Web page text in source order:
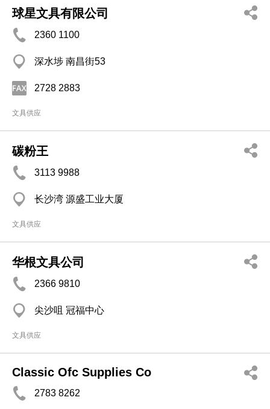
球星文具有限公司
2360 1100
深水埗 南昌街53
2728 2883
文具供应
碳粉王
3113 9988
长沙湾 源盛工业大厦
文具供应
华根文具公司
2366 9810
尖沙咀 冠福中心
文具供应
Classic Ofc Supplies Co
2783 8262